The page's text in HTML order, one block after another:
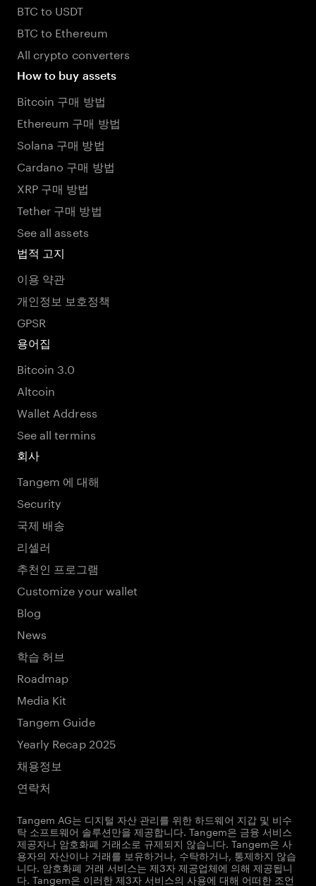
BTC to USDT
BTC to Ethereum
All crypto converters
How to buy assets
Bitcoin 구매 방법
Ethereum 구매 방법
Solana 구매 방법
Cardano 구매 방법
XRP 구매 방법
Tether 구매 방법
See all assets
법적 고지
이용 약관
개인정보 보호정책
GPSR
용어집
Bitcoin 3.0
Altcoin
Wallet Address
See all termins
회사
Tangem 에 대해
Security
국제 배송
리셀러
추천인 프로그램
Customize your wallet
Blog
News
학습 허브
Roadmap
Media Kit
Tangem Guide
Yearly Recap 2025
채용정보
연락처
Tangem AG는 디지털 자산 관리를 위한 하드웨어 지갑 및 비수
탁 소프트웨어 솔루션만을 제공합니다. Tangem은 금융 서비스
제공자나 암호화폐 거래소로 규제되지 않습니다. Tangem은 사
용자의 자산이나 거래를 보유하거나, 수탁하거나, 통제하지 않습
니다. 암호화폐 거래 서비스는 제3자 제공업체에 의해 제공됩니
다. Tangem은 이러한 제3자 서비스의 사용에 대해 어떠한 조언